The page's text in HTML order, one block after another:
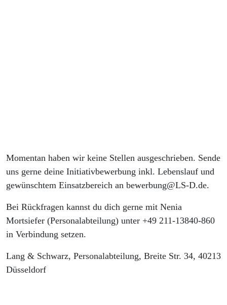
Momentan haben wir keine Stellen ausgeschrieben. Sende
uns gerne deine Initiativbewerbung inkl. Lebenslauf und
gewünschtem Einsatzbereich an bewerbung@LS-D.de.
Bei Rückfragen kannst du dich gerne mit Nenia
Mortsiefer (Personalabteilung) unter +49 211-13840-860
in Verbindung setzen.
Lang & Schwarz, Personalabteilung, Breite Str. 34, 40213
Düsseldorf